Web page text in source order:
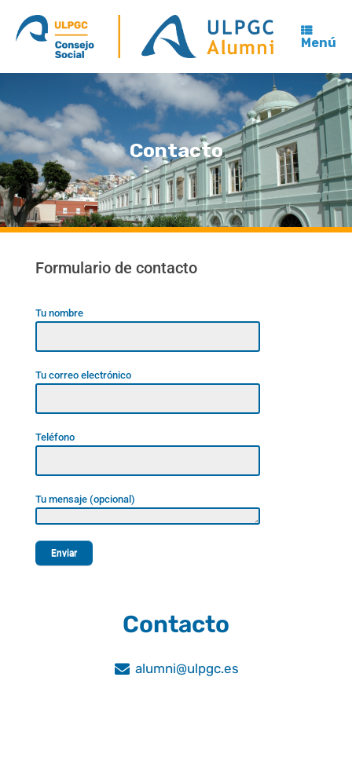
Menú
Contacto
Formulario de contacto
Tu nombre
Tu correo electrónico
Teléfono
Tu mensaje (opcional)
Contacto
alumni@ulpgc.es